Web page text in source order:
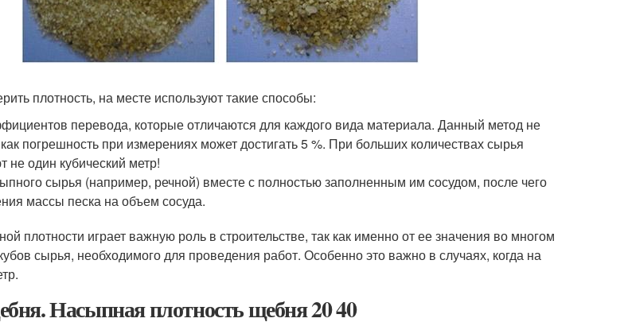
плотность, на месте используют такие способы:
перевода, которые отличаются для каждого вида материала. Данный метод не
погрешность при измерениях может достигать 5 %. При больших количествах сырья
не один кубический метр!
сырья (например, речной) вместе с полностью заполненным им сосудом, после чего
массы песка на объем сосуда.
плотности играет важную роль в строительстве, так как именно от ее значения во многом
сырья, необходимого для проведения работ. Особенно это важно в случаях, когда на
Насыпная плотность щебня 20 40